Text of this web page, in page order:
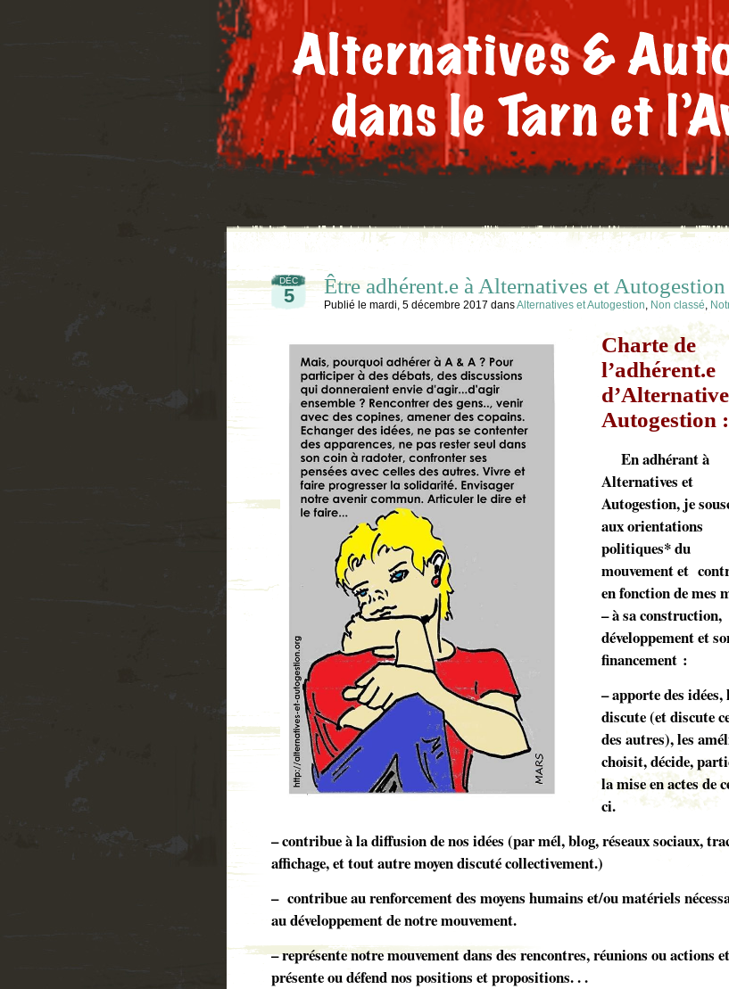
DÉC
5 Être adhérent.e à Alternatives et Autogestion
Publié le mardi, 5 décembre 2017 dansAlternatives et Autogestion, Non classé,
Charte de
l’adhérent.e
Autogestion :
En adhérant à
Alternatives et
Autogestion, je
aux orientations
politiques* du
mouvement et
en fonction de mes
– à sa construction,
développement et
financement :
– apporte des idées,
discute (et discute
des autres), les
choisit, décide,
la mise en actes de
ci.
– contribue à la diffusion de nos idées (par mél, blog, réseaux sociaux,
affichage, et tout autre moyen discuté collectivement.)
– contribue au renforcement des moyens humains et/ou matériels
au développement de notre mouvement.
– représente notre mouvement dans des rencontres, réunions ou actions
présente ou défend nos positions et propositions. . .